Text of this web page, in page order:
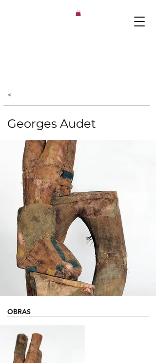
<
Georges Audet
OBRAS